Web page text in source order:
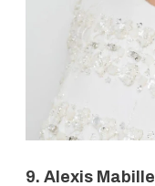
9. Alexis Mabille